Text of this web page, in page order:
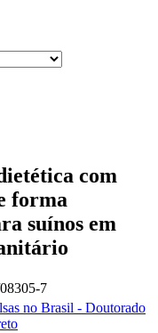
com
forma
suínos em
7
no Brasil - Doutorado